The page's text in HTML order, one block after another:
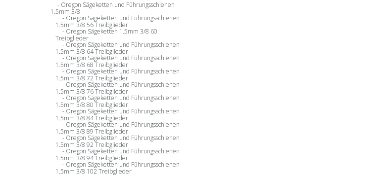
Oregon Sägeketten und Führungsschienen
1.5mm 3/8
Oregon Sägeketten und Führungsschienen
1.5mm 3/8 56 Treibglieder
Oregon Sägeketten 1.5mm 3/8 60
Treibglieder
Oregon Sägeketten und Führungsschienen
1.5mm 3/8 64 Treibglieder
Oregon Sägeketten und Führungsschienen
1.5mm 3/8 68 Treibglieder
Oregon Sägeketten und Führungsschienen
1.5mm 3/8 72 Treibglieder
Oregon Sägeketten und Führungsschienen
1.5mm 3/8 76 Treibglieder
Oregon Sägeketten und Führungsschienen
1.5mm 3/8 80 Treibglieder
Oregon Sägeketten und Führungsschienen
1.5mm 3/8 84 Treibglieder
Oregon Sägeketten und Führungsschienen
1.5mm 3/8 89 Treibglieder
Oregon Sägeketten und Führungsschienen
1.5mm 3/8 92 Treibglieder
Oregon Sägeketten und Führungsschienen
1.5mm 3/8 94 Treibglieder
Oregon Sägeketten und Führungsschienen
1.5mm 3/8 102 Treibglieder